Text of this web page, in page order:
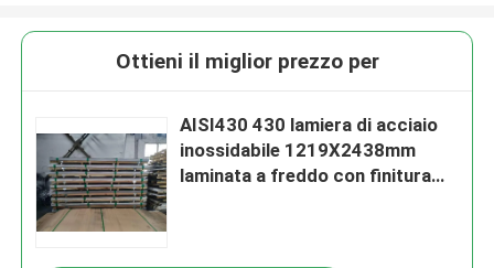
Ottieni il miglior prezzo per
AISI430 430 lamiera di acciaio
inossidabile 1219X2438mm
laminata a freddo con finitura